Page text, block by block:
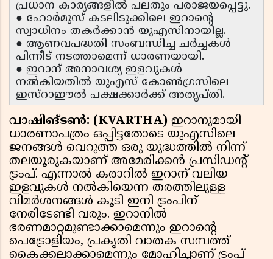
പ്രധാന കാര്യങ്ങളിൽ പലതും പരാജയപ്പെട്ടു.
● ഹോർമുസ് കടലിടുക്കിലെ ഇറാന്റെ
സ്വാധീനം തകർക്കാൻ യുഎസിനായില്ല.
● ആണവപദ്ധതി സംബന്ധിച്ച ചർച്ചകൾ
പിന്നീട് നടത്താമെന്ന് ധാരണയായി.
● ഇറാന് അനാവശ്യ ഇളവുകൾ
നൽകിയതിൽ യുഎസ് കോൺഗ്രസിലെ
ഇസ്റാഈൽ പക്ഷക്കാർക്ക് അതൃപ്തി.
വാഷിങ്ടൺ: (KVARTHA) ഇറാനുമായി
ധാരണാപത്രം ഒപ്പിട്ടതോടെ യുഎസിലെ
ജനങ്ങൾ വെറുത്ത ഒരു യുദ്ധത്തിൽ നിന്ന്
തലയൂരുകയാണ് അമേരിക്കൻ പ്രസിഡൻ്റ്
ട്രംപ്. എന്നാൽ കരാറിൽ ഇറാന് വലിയ
ഇളവുകൾ നൽകിയെന്ന തരത്തിലുള്ള
വിമർശനങ്ങൾ കൂടി ഇനി ട്രംപിന്
നേരിടേണ്ടി വരും. ഇറാനിൽ
ഭരണമാറ്റമുണ്ടാക്കാമെന്നും ഇറാൻ്റെ
പെട്രോളിയം, പ്രകൃതി വാതക സമ്പത്ത്
കൈക്കലാക്കാമെന്നും മോഹിച്ചാണ് ട്രംപ്